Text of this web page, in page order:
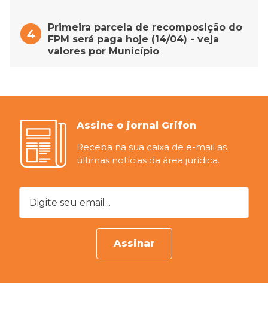
Primeira parcela de recomposição do
FPM será paga hoje (14/04) - veja
valores por Município
Assine o jornal Grifon
Receba na sua caixa de e-mail as
últimas notícias da área jurídica.
Digite seu email...
Assinar